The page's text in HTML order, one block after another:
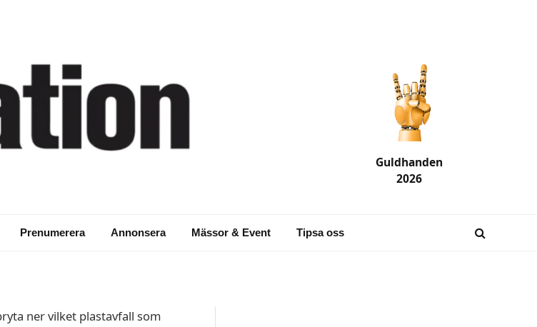
Guldhanden
2026
Prenumerera Annonsera Mässor & Event Tipsa oss
ner vilket plastavfall som